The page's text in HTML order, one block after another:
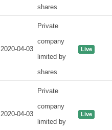
shares
2020-04-03
Private
company
limited by
shares
Live
2020-04-03
Private
company
limited by
Live